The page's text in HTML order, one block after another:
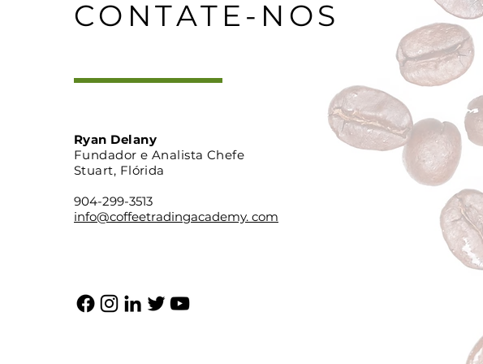
CONTATE-NOS
Ryan Delany
Fundador e Analista Chefe
Stuart, Flórida
904-299-3513
info@coffeetradingacademy. com